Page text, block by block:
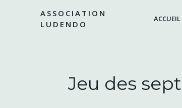
ASSOCIATION
LUDENDO
ACCUEIL
Jeu des